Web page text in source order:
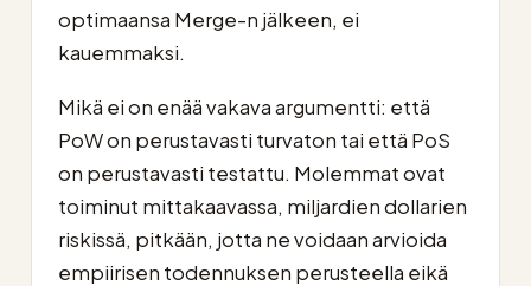
optimaansa Merge-n jälkeen, ei
kauemmaksi.
Mikä ei on enää vakava argumentti: että
PoW on perustavasti turvaton tai että PoS
on perustavasti testattu. Molemmat ovat
toiminut mittakaavassa, miljardien dollarien
riskissä, pitkään, jotta ne voidaan arvioida
empiirisen todennuksen perusteella eikä